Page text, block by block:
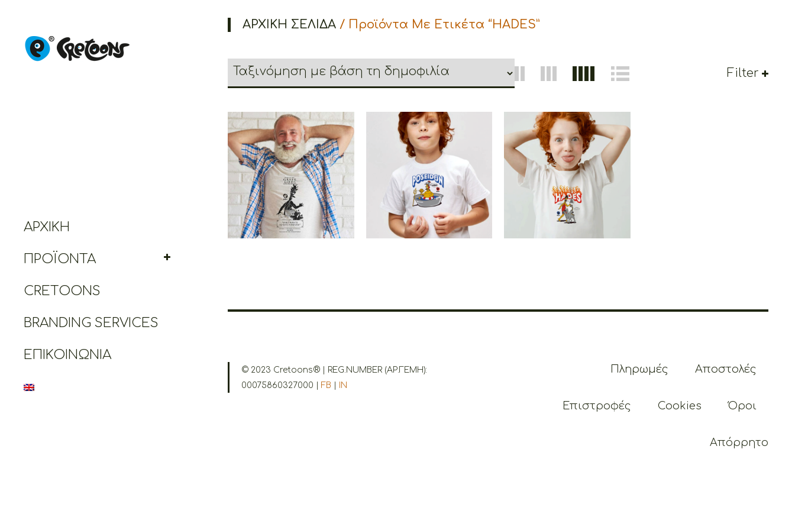
ΑΡΧΙΚΉ
ΠΡΟΪΌΝΤΑ
CRETOONS
BRANDING SERVICES
ΕΠΙΚΟΙΝΩΝΊΑ
ΑΡΧΙΚΉ ΣΕΛΊΔΑ / Προϊόντα Με Ετικέτα “HADES”
Filter
Cretoons Hades Rock
Star
€19.00
Cretoons Poseidon
€14.00
–
€ 19.00
Price
range:
€14.00
through
€19.00
Cretoons Hades
€14.00
€ 19.00
Price
range:
€14.00
through
€19.00
© 2023 Cretoons® | REG.NUMBER (ΑΡ.ΓΕΜΗ):
00075860327000 | FB | IN
Πληρωμές Αποστολές
Επιστροφές Cookies Όροι
Απόρρητο